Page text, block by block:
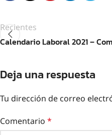
Recientes
Calendario Laboral 2021 –
Deja una respuesta
Tu dirección de correo
Comentario *